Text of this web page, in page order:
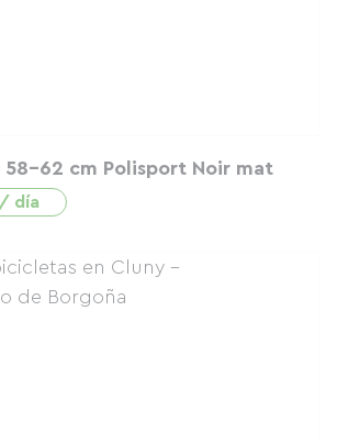
58-62 cm Polisport Noir mat
día